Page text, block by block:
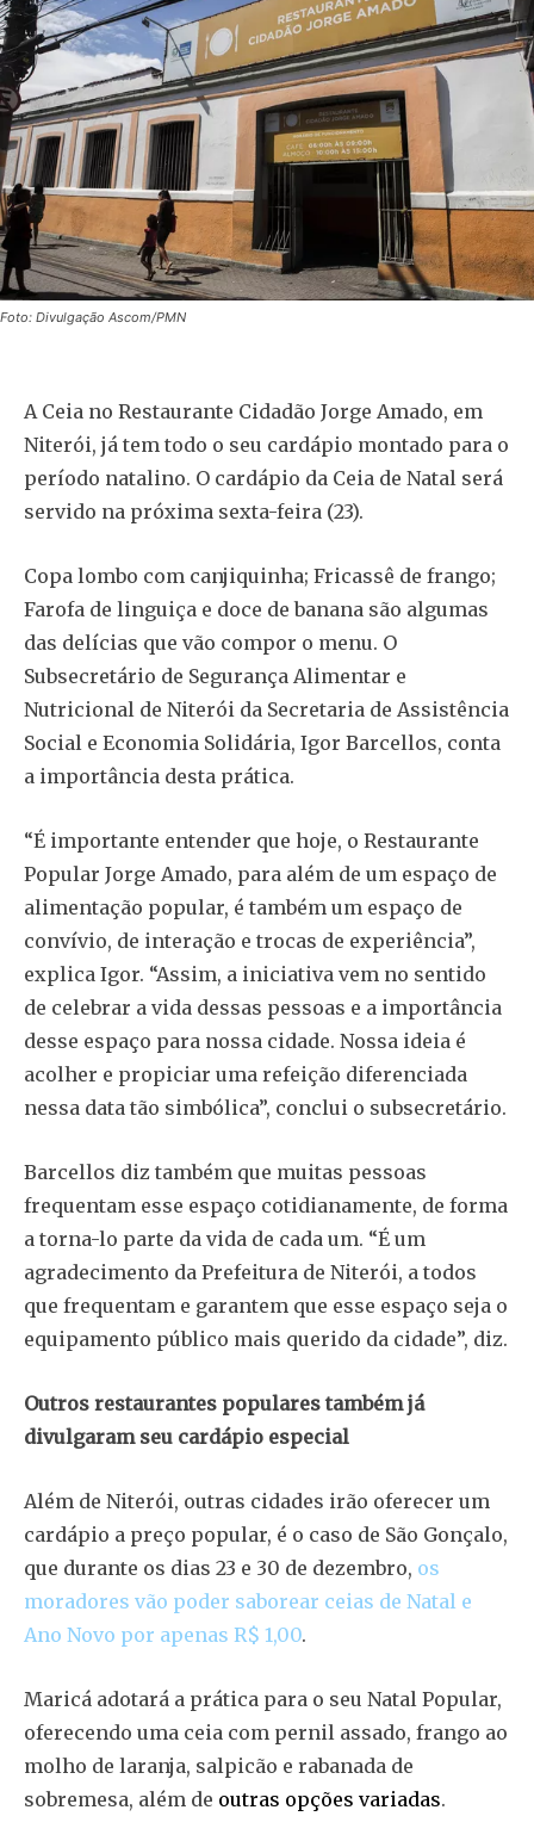
Foto: Divulgação Ascom/PMN
A Ceia no Restaurante Cidadão Jorge Amado, em
Niterói, já tem todo o seu cardápio montado para o
período natalino. O cardápio da Ceia de Natal será
servido na próxima sexta-feira (23).
Copa lombo com canjiquinha; Fricassê de frango;
Farofa de linguiça e doce de banana são algumas
das delícias que vão compor o menu. O
Subsecretário de Segurança Alimentar e
Nutricional de Niterói da Secretaria de Assistência
Social e Economia Solidária, Igor Barcellos, conta
a importância desta prática.
“É importante entender que hoje, o Restaurante
Popular Jorge Amado, para além de um espaço de
alimentação popular, é também um espaço de
convívio, de interação e trocas de experiência”,
explica Igor. “Assim, a iniciativa vem no sentido
de celebrar a vida dessas pessoas e a importância
desse espaço para nossa cidade. Nossa ideia é
acolher e propiciar uma refeição diferenciada
nessa data tão simbólica”, conclui o subsecretário.
Barcellos diz também que muitas pessoas
frequentam esse espaço cotidianamente, de forma
a torna-lo parte da vida de cada um. “É um
agradecimento da Prefeitura de Niterói, a todos
que frequentam e garantem que esse espaço seja o
equipamento público mais querido da cidade”, diz.
Outros restaurantes populares também já
divulgaram seu cardápio especial
Além de Niterói, outras cidades irão oferecer um
cardápio a preço popular, é o caso de São Gonçalo,
que durante os dias 23 e 30 de dezembro, os
moradores vão poder saborear ceias de Natal e
Ano Novo por apenas R$ 1,00.
Maricá adotará a prática para o seu Natal Popular,
oferecendo uma ceia com pernil assado, frango ao
molho de laranja, salpicão e rabanada de
sobremesa, além de outras opções variadas.